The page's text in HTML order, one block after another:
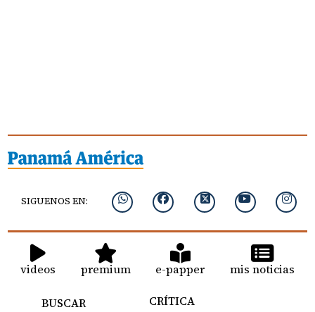
SIGUENOS EN:
videos premium e-papper mis noticias
BUSCAR
CRÍTICA